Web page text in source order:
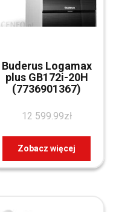
Buderus Logamax
plus GB172i-20H
(7736901367)
12 599.99zł
Zobacz więcej